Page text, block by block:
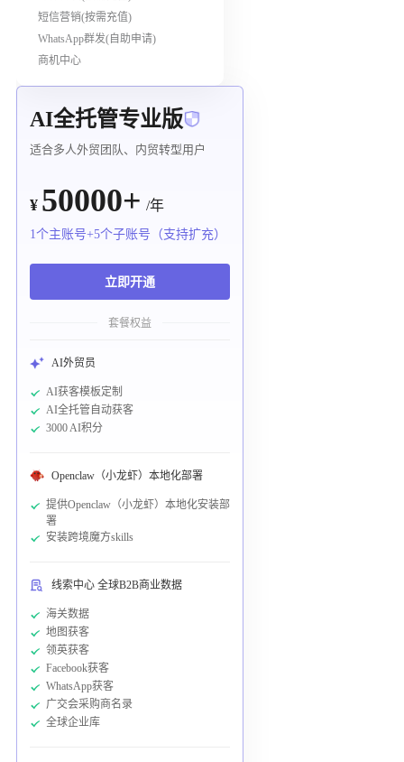
短信营销(按需充值)
WhatsApp群发(自助申请)
商机中心
AI全托管专业版
适合多人外贸团队、内贸转型用户
¥ 50000+ /年
1个主账号+5个子账号（支持扩充）
立即开通
套餐权益
AI外贸员
AI获客模板定制
AI全托管自动获客
3000 AI积分
Openclaw（小龙虾）本地化部署
提供Openclaw（小龙虾）本地化安装部
署
安装跨境魔方skills
线索中心 全球B2B商业数据
海关数据
地图获客
领英获客
Facebook获客
WhatsApp获客
广交会采购商名录
全球企业库